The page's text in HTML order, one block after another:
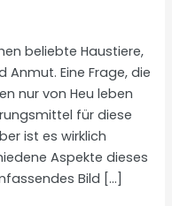
beliebte Haustiere,
Eine Frage, die
nur von Heu leben
für diese
ist es wirklich
Aspekte dieses
Bild […]